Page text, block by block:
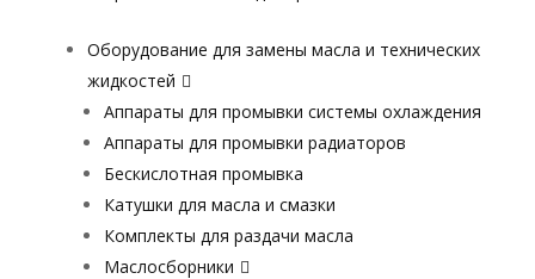
Оборудование для замены масла и технических
жидкостей
Аппараты для промывки системы охлаждения
Аппараты для промывки радиаторов
Бескислотная промывка
Катушки для масла и смазки
Комплекты для раздачи масла
Маслосборники